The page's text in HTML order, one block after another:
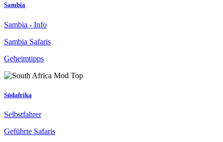
Sambia
Sambia - Info
Sambia Safaris
Geheimtipps
Südafrika
Selbstfahrer
Geführte Safaris